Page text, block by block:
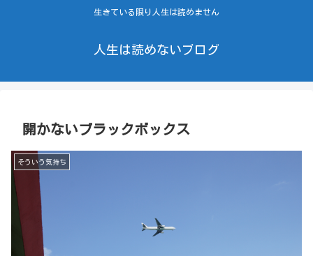
生きている限り人生は読めません
人生は読めないブログ
開かないブラックボックス
そういう気持ち